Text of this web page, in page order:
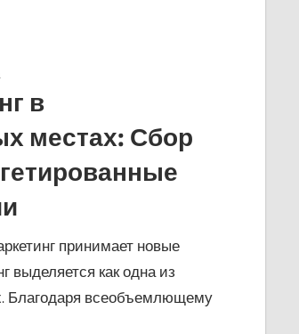
в
местах: Сбор
принимает новые
выделяется как одна из
Благодаря всеобъемлющему